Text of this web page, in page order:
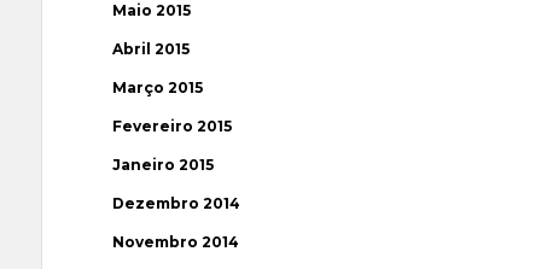
Maio 2015
Abril 2015
Março 2015
Fevereiro 2015
Janeiro 2015
Dezembro 2014
Novembro 2014